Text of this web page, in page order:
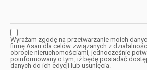
Wyrażam zgodę na przetwarzanie moich
firmę Asari dla celów związanych z
obrocie nieruchomościami, jednocześnie
poinformowany o tym, iż będę posiadać
danych do ich edycji lub usunięcia.